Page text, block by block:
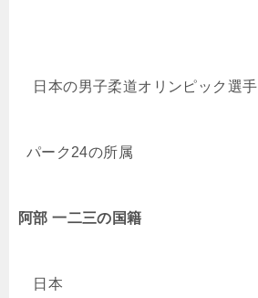
日本の男子柔道オリンピック選手
パーク24の所属
阿部 一二三の国籍
日本